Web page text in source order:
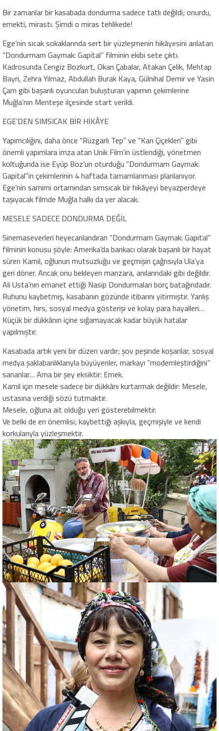
Bir zamanlar bir kasabada dondurma sadece tatlı değildi; onurdu,
emekti, mirastı. Şimdi o miras tehlikede!
Ege’nin sıcak sokaklarında sert bir yüzleşmenin hikâyesini anlatan
“Dondurmam Gaymak: Gapital” filminin ekibi sete çıktı.
Kadrosunda Cengiz Bozkurt, Okan Çabalar, Atakan Çelik, Mehtap
Bayri, Zehra Yılmaz, Abdullah Burak Kaya, Gülnihal Demir ve Yasin
Çam gibi başarılı oyuncuları buluşturan yapımın çekimlerine
Muğla’nın Menteşe ilçesinde start verildi.
EGE’DEN SIMSICAK BİR HİKÂYE
Yapımcılığını, daha önce “Rüzgarlı Tep” ve “Kan Çiçekleri” gibi
önemli yapımlara imza atan Unik Film’in üstlendiği, yönetmen
koltuğunda ise Eyüp Boz’un oturduğu “Dondurmam Gaymak:
Gapital”in çekimlerinin 4 haftada tamamlanması planlanıyor.
Ege’nin samimi ortamından sımsıcak bir hikâyeyi beyazperdeye
taşıyacak filmde Muğla halkı da yer alacak.
MESELE SADECE DONDURMA DEĞİL
Sinemaseverleri heyecanlandıran “Dondurmam Gaymak: Gapital”
filminin konusu şöyle: Amerika’da bankacı olarak başarılı bir hayat
süren Kamil, oğlunun mutsuzluğu ve geçmişin çağrısıyla Ula’ya
geri döner. Ancak onu bekleyen manzara, anılarındaki gibi değildir.
Ali Usta’nın emanet ettiği Nasip Dondurmaları borç batağındadır.
Ruhunu kaybetmiş, kasabanın gözünde itibarını yitirmiştir. Yanlış
yönetim, hırs, sosyal medya gösterişi ve kolay para hayalleri…
Küçük bir dükkânın içine sığamayacak kadar büyük hatalar
yapılmıştır.
Kasabada artık yeni bir düzen vardır; şov peşinde koşanlar, sosyal
medya şaklabanlıklarıyla büyüyenler, markayı “modernleştirdiğini”
sananlar… Ama bir şey eksiktir: Emek.
Kamil için mesele sadece bir dükkânı kurtarmak değildir: Mesele,
ustasına verdiği sözü tutmaktır.
Mesele, oğluna ait olduğu yeri gösterebilmektir.
Ve belki de en önemlisi; kaybettiği aşkıyla, geçmişiyle ve kendi
korkularıyla yüzleşmektir.